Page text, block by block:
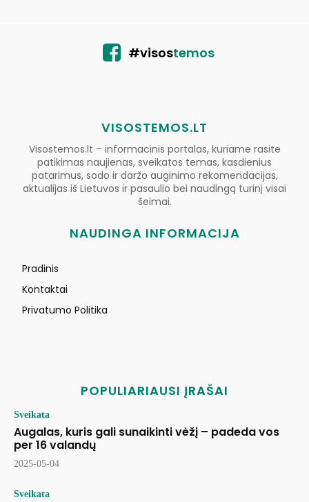
#visostemos
VISOSTEMOS.LT
Visostemos.lt – informacinis portalas, kuriame rasite
patikimas naujienas, sveikatos temas, kasdienius
patarimus, sodo ir daržo auginimo rekomendacijas,
aktualijas iš Lietuvos ir pasaulio bei naudingą turinį visai
šeimai.
NAUDINGA INFORMACIJA
Pradinis
Kontaktai
Privatumo Politika
POPULIARIAUSI ĮRAŠAI
Sveikata
Augalas, kuris gali sunaikinti vėžį – padeda vos
per 16 valandų
2025-05-04
Sveikata